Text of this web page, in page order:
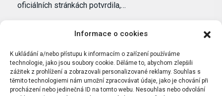
Informace o cookies
K ukládání a/nebo přístupu k informacím o zařízení používáme
technologie, jako jsou soubory cookie. Děláme to, abychom zlepšili
zážitek z prohlížení a zobrazovali personalizované reklamy. Souhlas s
těmito technologiemi nám umožní zpracovávat údaje, jako je chování při
procházení nebo jedinečná ID na tomto webu. Nesouhlas nebo odvolání
oficiálních stránkách potvrdila,…